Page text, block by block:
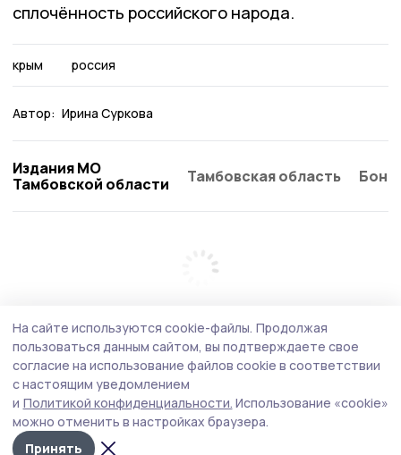
сплочённость российского народа.
крым россия
Автор: Ирина Суркова
Издания МО
Тамбовской области
Тамбовская область
На сайте используются cookie-файлы. Продолжая
пользоваться данным сайтом, вы подтверждаете свое
согласие на использование файлов cookie в соответствии
с настоящим уведомлением
и Политикой конфиденциальности. Использование «cookie»
можно отменить в настройках браузера.
Принять